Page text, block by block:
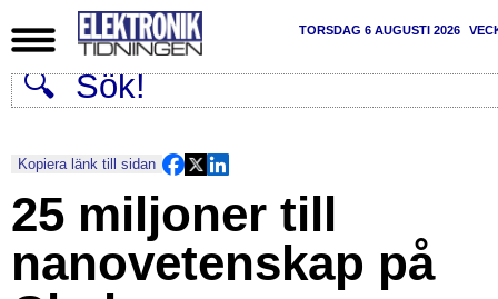
TORSDAG 6 AUGUSTI 2026
Kopiera länk till sidan
25 miljoner till
nanovetenskap på